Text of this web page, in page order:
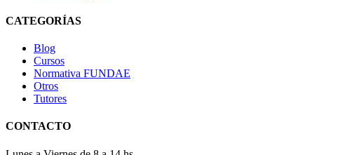
CATEGORÍAS
Blog
Cursos
Normativa FUNDAE
Otros
Tutores
CONTACTO